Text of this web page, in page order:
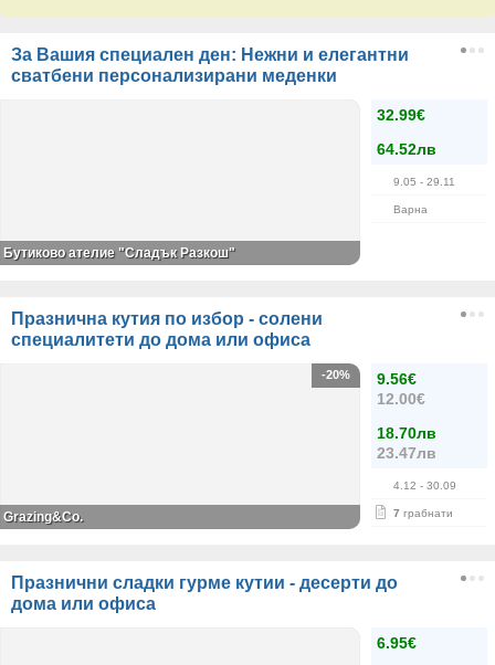
За Вашия специален ден: Нежни и елегантни
сватбени персонализирани меденки
32.99€
64.52лв
9.05 - 29.11
Варна
Бутиково ателие "Сладък Разкош"
Празнична кутия по избор - солени
специалитети до дома или офиса
9.56€
12.00€
18.70лв
23.47лв
4.12 - 30.09
7 грабнати
-20%
Grazing&Co.
Празнични сладки гурме кутии - десерти до
дома или офиса
6.95€